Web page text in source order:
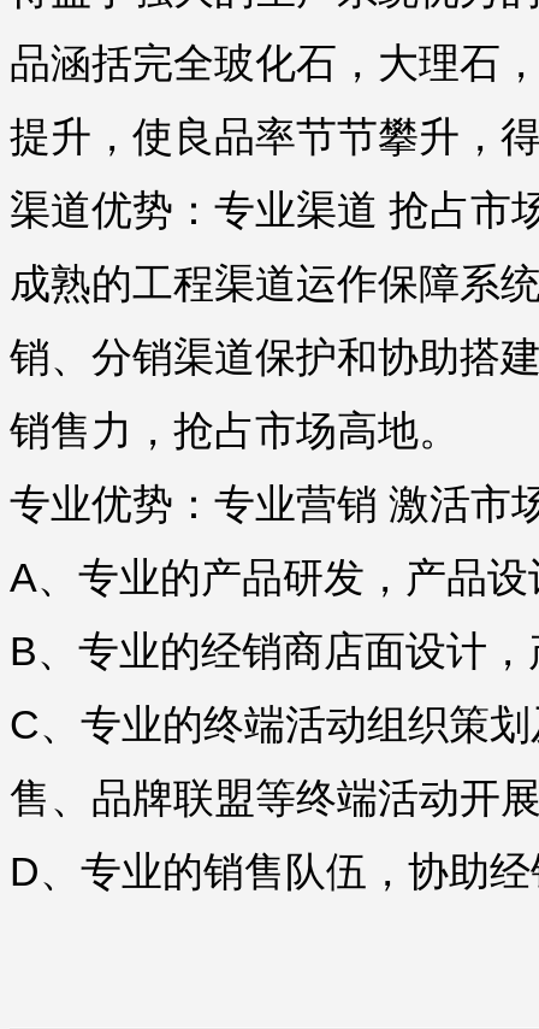
品涵括完全玻化石，大理石
提升，使良品率节节攀升，
渠道优势：专业渠道 抢占市
成熟的工程渠道运作保障系
销、分销渠道保护和协助搭
销售力，抢占市场高地。
专业优势：专业营销 激活市
A、专业的产品研发，产品
B、专业的经销商店面设计
C、专业的终端活动组织策
售、品牌联盟等终端活动开
D、专业的销售队伍，协助